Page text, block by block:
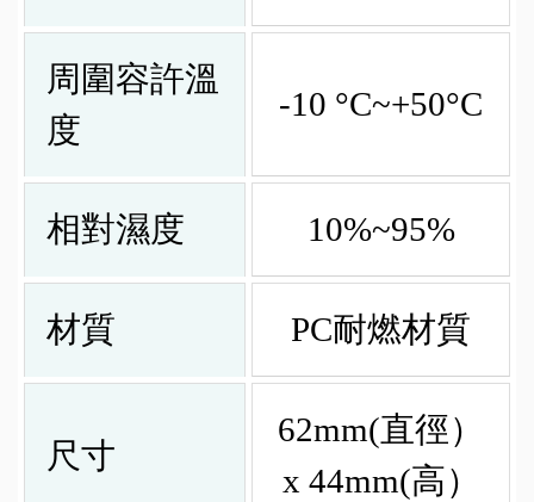
周圍容許溫
度
-10 °C~+50°C
相對濕度 10%~95%
材質 PC耐燃材質
尺寸
62mm(直徑）
x 44mm(高）